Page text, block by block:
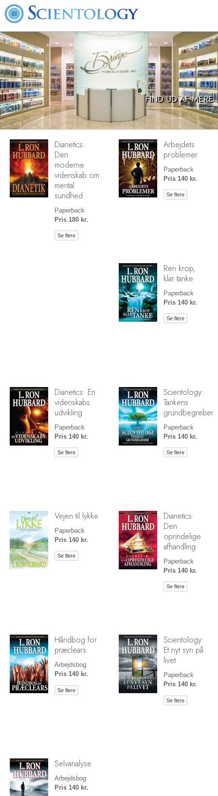
FIND UD AF MERE
Dianetics:
Den
moderne
videnskab om
mental
sundhed
Paperback
Pris 180 kr.
Se flere
Arbejdets
problemer
Paperback
Pris 140 kr.
Se flere
Ren krop,
klar tanke
Paperback
Pris 140 kr.
Se flere
Dianetics: En
videnskabs
udvikling
Paperback
Pris 140 kr.
Se flere
Scientology:
Tankens
grundbegreber
Paperback
Pris 140 kr.
Se flere
Vejen til lykke
Paperback
Pris 140 kr.
Se flere
Dianetics:
Den
oprindelige
afhandling
Paperback
Pris 140 kr.
Se flere
Håndbog for
præclears
Arbejdsbog
Pris 140 kr.
Se flere
Scientology:
Et nyt syn på
livet
Paperback
Pris 140 kr.
Se flere
Selvanalyse
Arbejdsbog
Pris 140 kr.